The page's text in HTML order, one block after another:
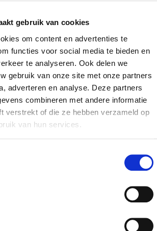
gebruik van cookies
om content en advertenties te
functies voor social media te bieden en
te analyseren. Ook delen we
gebruik van onze site met onze partners
adverteren en analyse. Deze partners
combineren met andere informatie
verstrekt of die ze hebben verzameld op
van hun services.
van dit formulier gebruiken we je
om gevolg te geven aan je vraag of
ons volledig
privacybeleid